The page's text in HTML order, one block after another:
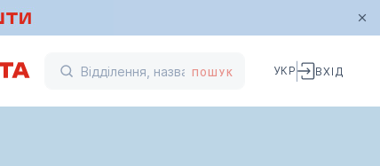
ПОШУК УКР ВХІД